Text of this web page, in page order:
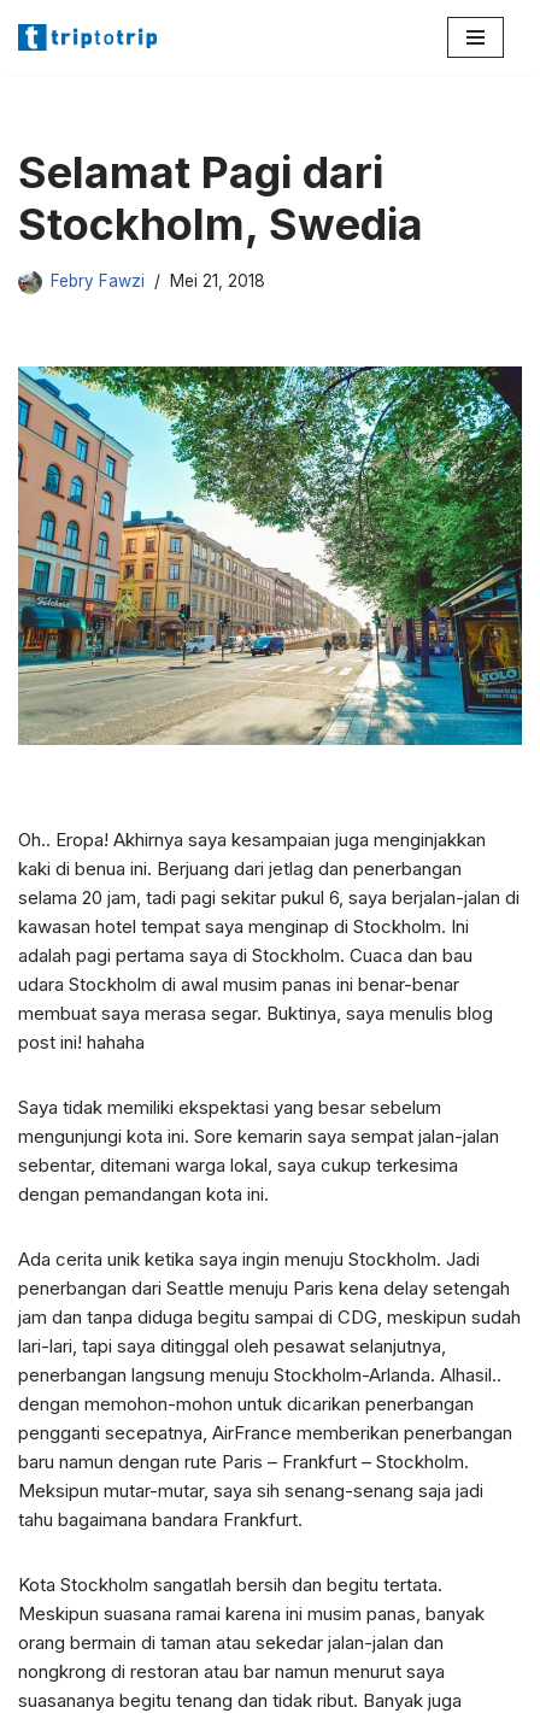
Selamat Pagi dari
Stockholm, Swedia
Febry Fawzi Mei 21, 2018
Oh.. Eropa! Akhirnya saya kesampaian juga menginjakkan
kaki di benua ini. Berjuang dari jetlag dan penerbangan
selama 20 jam, tadi pagi sekitar pukul 6, saya berjalan-jalan di
kawasan hotel tempat saya menginap di Stockholm. Ini
adalah pagi pertama saya di Stockholm. Cuaca dan bau
udara Stockholm di awal musim panas ini benar-benar
membuat saya merasa segar. Buktinya, saya menulis blog
post ini! hahaha
Saya tidak memiliki ekspektasi yang besar sebelum
mengunjungi kota ini. Sore kemarin saya sempat jalan-jalan
sebentar, ditemani warga lokal, saya cukup terkesima
dengan pemandangan kota ini.
Ada cerita unik ketika saya ingin menuju Stockholm. Jadi
penerbangan dari Seattle menuju Paris kena delay setengah
jam dan tanpa diduga begitu sampai di CDG, meskipun sudah
lari-lari, tapi saya ditinggal oleh pesawat selanjutnya,
penerbangan langsung menuju Stockholm-Arlanda. Alhasil..
dengan memohon-mohon untuk dicarikan penerbangan
pengganti secepatnya, AirFrance memberikan penerbangan
baru namun dengan rute Paris – Frankfurt – Stockholm.
Meksipun mutar-mutar, saya sih senang-senang saja jadi
tahu bagaimana bandara Frankfurt.
Kota Stockholm sangatlah bersih dan begitu tertata.
Meskipun suasana ramai karena ini musim panas, banyak
orang bermain di taman atau sekedar jalan-jalan dan
nongkrong di restoran atau bar namun menurut saya
suasananya begitu tenang dan tidak ribut. Banyak juga